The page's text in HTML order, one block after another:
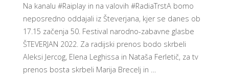
Na kanalu #Raiplay in na valovih #RadiaTrstA bomo
neposredno oddajali iz Števerjana, kjer se danes ob
17.15 začenja 50. Festival narodno-zabavne glasbe
ŠTEVERJAN 2022. Za radijski prenos bodo skrbeli
Aleksi Jercog, Elena Leghissa in Nataša Ferletič, za tv
prenos bosta skrbeli Marija Brecelj in …